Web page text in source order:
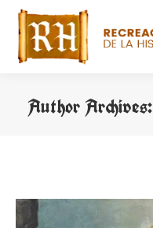
Author Archives: